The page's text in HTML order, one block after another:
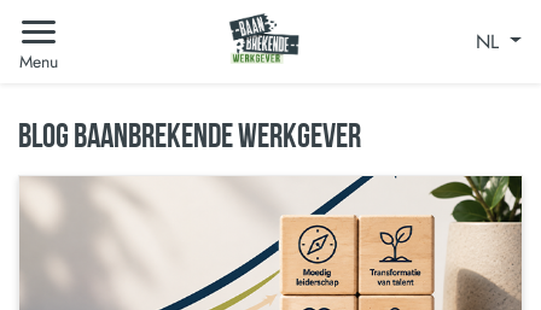
Menu
NL
BLOG BAANBREKENDE WERKGEVER